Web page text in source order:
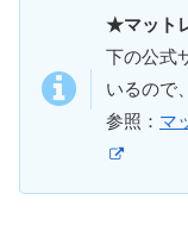
★マット
下の公式
いるので
参照： マ